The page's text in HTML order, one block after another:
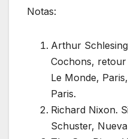
Notas:
Arthur
Cochons,
Le Monde,
Paris.
Richard Nixon.
Schuster,